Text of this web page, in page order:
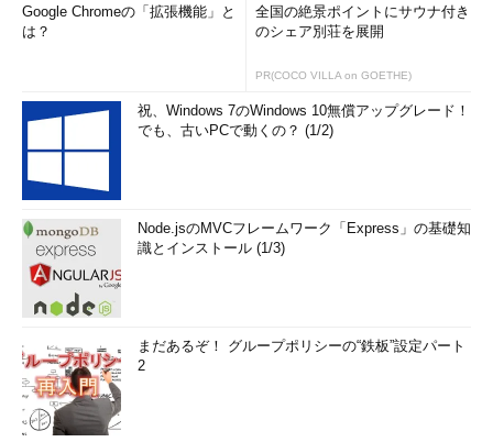
Google Chromeの「拡張機能」と
は？
全国の絶景ポイントにサウナ付き
のシェア別荘を展開
PR(COCO VILLA on GOETHE)
祝、Windows 7のWindows 10無償アップグレード！
でも、古いPCで動くの？ (1/2)
Node.jsのMVCフレームワーク「Express」の基礎知
識とインストール (1/3)
まだあるぞ！ グループポリシーの“鉄板”設定パート
2